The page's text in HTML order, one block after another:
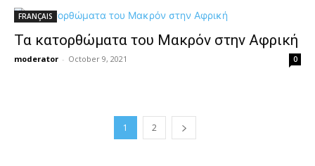
FRANÇAIS
Τα κατορθώματα του Μακρόν στην Αφρική
moderator - October 9, 2021 0
1 2